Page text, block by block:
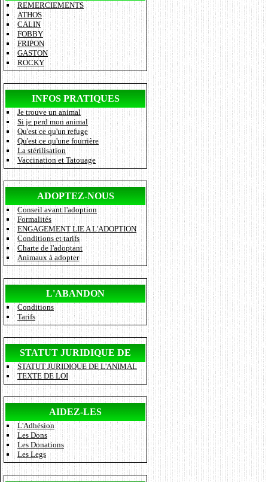
REMERCIEMENTS
ATHOS
CALIN
FOBBY
FRIPON
GASTON
ROCKY
INFOS PRATIQUES
Je trouve un animal
Si je perd mon animal
Qu'est ce qu'un refuge
Qu'est ce qu'une fourrière
La stérilisation
Vaccination et Tatouage
ADOPTEZ-NOUS
Conseil avant l'adoption
Formalités
ENGAGEMENT LIE A L'ADOPTION
Conditions et tarifs
Charte de l'adoptant
Animaux à adopter
L'ABANDON
Conditions
Tarifs
STATUT JURIDIQUE DE
L'ANIMAL
STATUT JURIDIQUE DE L'ANIMAL
TEXTE DE LOI
AIDEZ-LES
L'Adhésion
Les Dons
Les Donations
Les Legs